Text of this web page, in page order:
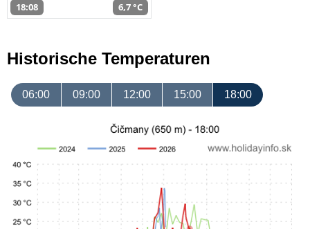
18:08 6,7 °C
Historische Temperaturen
06:00 09:00 12:00 15:00 18:00